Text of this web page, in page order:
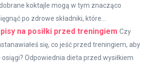
koktajle mogą w tym znacząco
po zdrowe składniki, które...
na posiłki przed treningiem Czy
się, co jeść przed treningiem, aby
Odpowiednia dieta przed wysiłkiem